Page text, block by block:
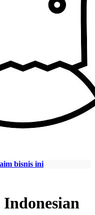
bisnis ini
Indonesian